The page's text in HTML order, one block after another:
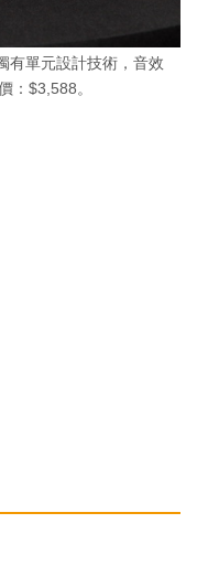
有單元設計技術，音效
：$3,588。